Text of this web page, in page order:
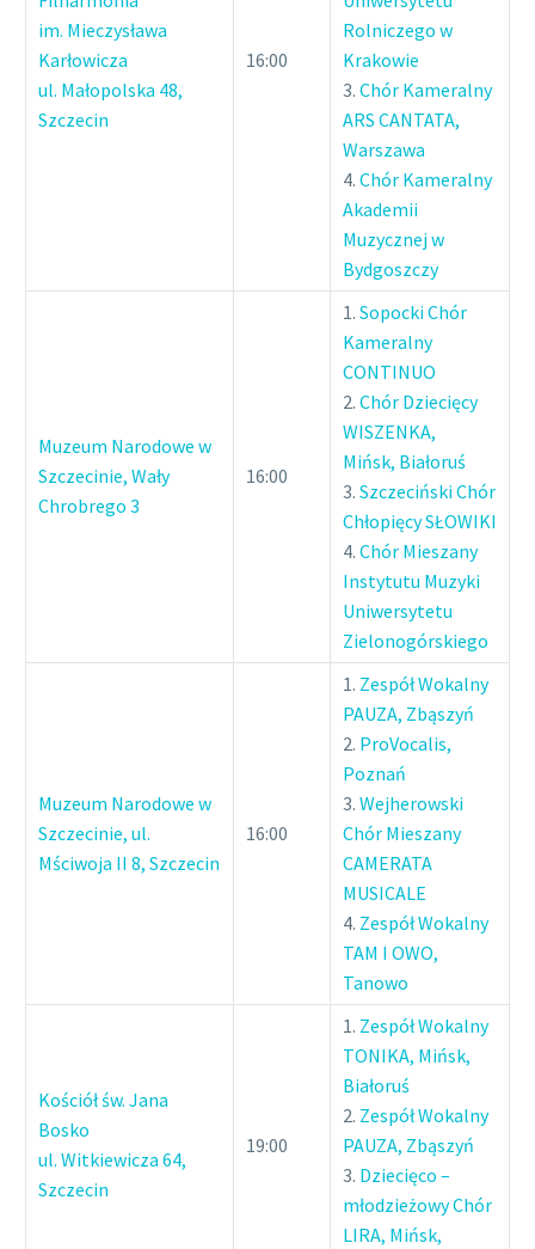
im. Mieczysława
Karłowicza
ul. Małopolska 48,
Szczecin
16:00
Rolniczego w
Krakowie
3. Chór Kameralny
ARS CANTATA,
Warszawa
4. Chór Kameralny
Akademii
Muzycznej w
Bydgoszczy
Muzeum Narodowe w
Szczecinie, Wały
Chrobrego 3
16:00
1. Sopocki Chór
Kameralny
CONTINUO
2. Chór Dziecięcy
WISZENKA,
Mińsk, Białoruś
3. Szczeciński Chór
Chłopięcy SŁOWIKI
4. Chór Mieszany
Instytutu Muzyki
Uniwersytetu
Zielonogórskiego
Muzeum Narodowe w
Szczecinie, ul.
Mściwoja II 8, Szczecin
16:00
1. Zespół Wokalny
PAUZA, Zbąszyń
2. ProVocalis,
Poznań
3. Wejherowski
Chór Mieszany
CAMERATA
MUSICALE
4. Zespół Wokalny
TAM I OWO,
Tanowo
Kościół św. Jana
Bosko
ul. Witkiewicza 64,
Szczecin
19:00
1. Zespół Wokalny
TONIKA, Mińsk,
Białoruś
2. Zespół Wokalny
PAUZA, Zbąszyń
3. Dziecięco –
młodzieżowy Chór
LIRA, Mińsk,